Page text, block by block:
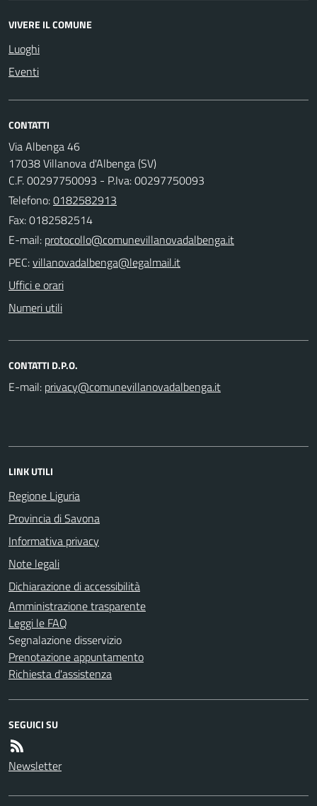
VIVERE IL COMUNE
Luoghi
Eventi
CONTATTI
Via Albenga 46
17038 Villanova d'Albenga (SV)
C.F. 00297750093 - P.Iva: 00297750093
Telefono:0182582913
Fax: 0182582514
E-mail:
PEC:
Uffici e orari
Numeri utili
CONTATTI D.P.O.
E-mail:
LINK UTILI
Regione Liguria
Provincia di Savona
Informativa privacy
Note legali
Dichiarazione di accessibilità
Amministrazione trasparente
Leggi le FAQ
Segnalazione disservizio
Prenotazione appuntamento
Richiesta d'assistenza
SEGUICI SU
Newsletter